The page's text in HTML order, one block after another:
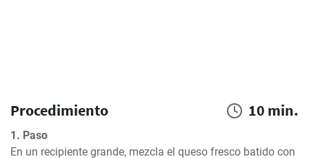
Procedimiento 10 min.
1. Paso
En un recipiente grande, mezcla el queso fresco batido con